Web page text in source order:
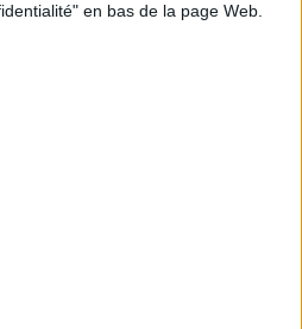
en bas de la page Web.
CAPTURES THE SEASON